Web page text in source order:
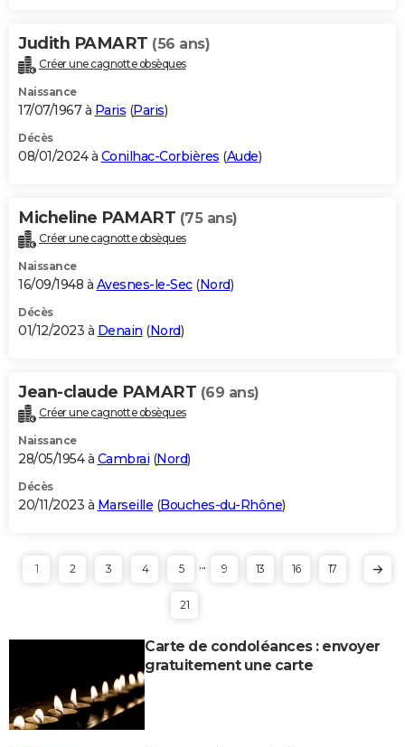
Judith PAMART (56 ans)
Créer une cagnotte obsèques
Naissance
17/07/1967 à Paris (Paris)
Décès
08/01/2024 à Conilhac-Corbières (Aude)
Micheline PAMART (75 ans)
Créer une cagnotte obsèques
Naissance
16/09/1948 à Avesnes-le-Sec(Nord)
Décès
01/12/2023 à Denain (Nord)
Jean-claude PAMART (69 ans)
Créer une cagnotte obsèques
Naissance
28/05/1954 à Cambrai (Nord)
Décès
20/11/2023 à Marseille (Bouches-du-Rhône)
1 2 3 4 5 ... 9 13 16 17
21
Carte de condoléances : envoyer
gratuitement une carte